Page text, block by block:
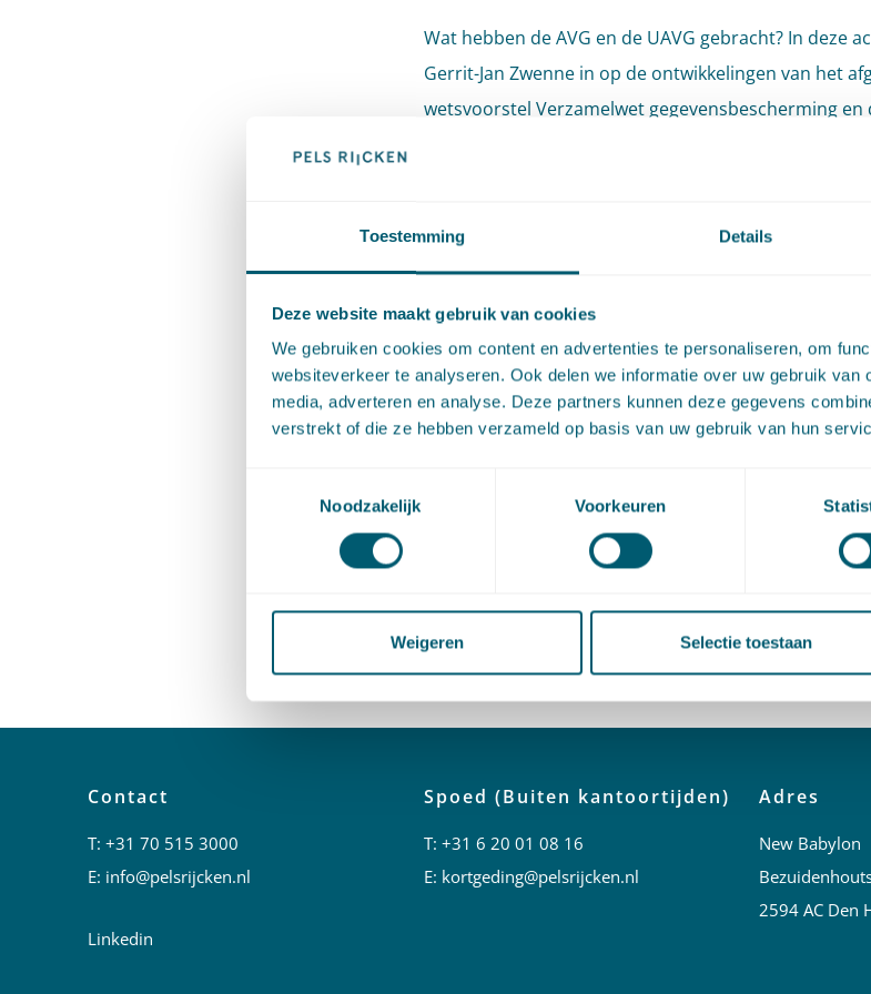
Toestemming Details
Deze website maakt gebruik van cookies
We gebruiken cookies om content en advertenties te personaliseren, om
websiteverkeer te analyseren. Ook delen we informatie over uw gebruik
media, adverteren en analyse. Deze partners kunnen deze gegevens
verstrekt of die ze hebben verzameld op basis van uw gebruik van hun
Noodzakelijk
Voorkeuren
Weigeren Selectie toestaan
Wat hebben de AVG en de UAVG gebracht? In deze
Gerrit-Jan Zwenne in op de ontwikkelingen van het
wetsvoorstel Verzamelwet gegevensbescherming
Gerrit-Jan Zwenne is advocaat en partner op de
and technology bij Pels Rijcken en expert op het
gegevensbeschermingsrecht. Hij is tevens hoogleraar
informatiemaatschappij aan de Universiteit Leiden.
Datum: dinsdag 28 september 2021
Docent: Gerrit-Jan Zwenne
Contact
T:+31 70 515 3000
E: info@pelsrijcken.nl
Linkedin
Spoed (Buiten kantoortijden)
T: +31 6 20 01 08 16
E: kortgeding@pelsrijcken.nl
Adres
New Babylon
2594 AC Den